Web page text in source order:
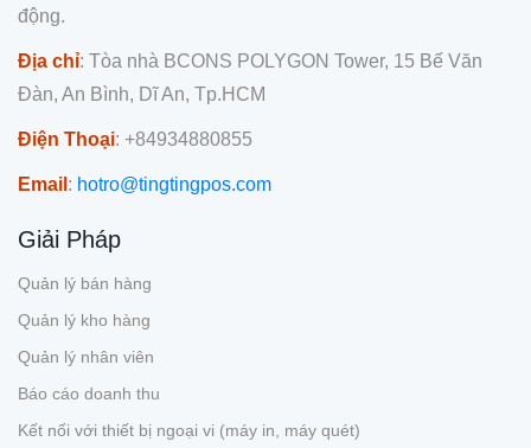
động.
Địa chỉ: Tòa nhà BCONS POLYGON Tower, 15 Bế Văn
Đàn, An Bình, Dĩ An, Tp.HCM
Điện Thoại: +84934880855
Email : hotro@tingtingpos.com
Giải Pháp
Quản lý bán hàng
Quản lý kho hàng
Quản lý nhân viên
Báo cáo doanh thu
Kết nối với thiết bị ngoại vi (máy in, máy quét)